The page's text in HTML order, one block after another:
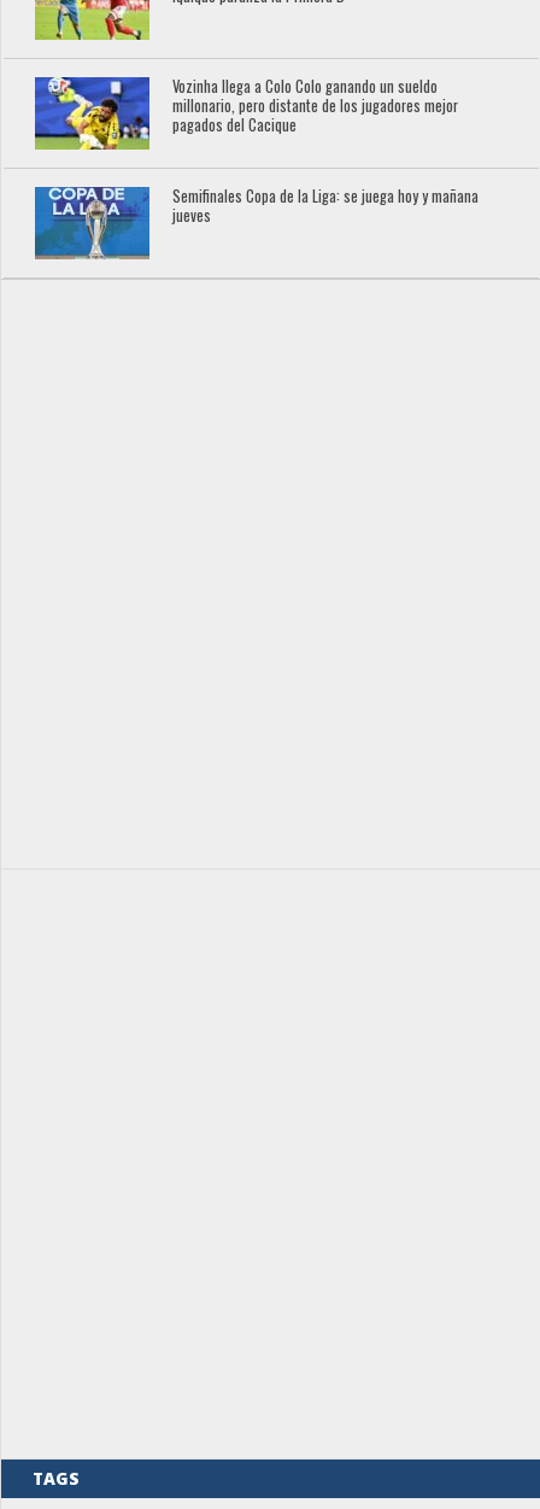
Vozinha llega a Colo Colo ganando un sueldo
millonario, pero distante de los jugadores mejor
pagados del Cacique
Semifinales Copa de la Liga: se juega hoy y mañana
jueves
TAGS